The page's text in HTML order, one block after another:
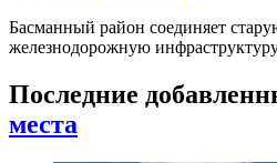
Басманный район соединяет
железнодорожную
Последние
места